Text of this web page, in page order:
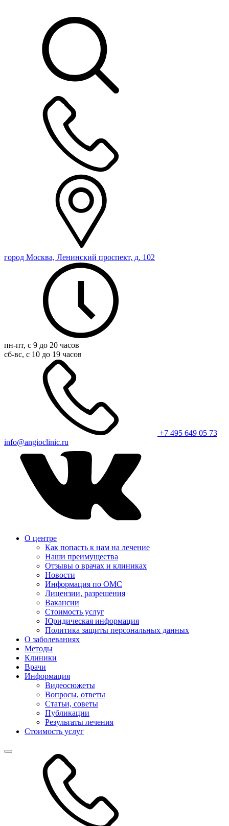
город Москва, Ленинский проспект, д. 102
пн-пт, с 9 до 20 часов
сб-вс, с 10 до 19 часов
+7 495 649 05 73
info@angioclinic.ru
О центре
Как попасть к нам на лечение
Наши преимущества
Отзывы о врачах и клиниках
Новости
Информация по ОМС
Лицензии, разрешения
Вакансии
Стоимость услуг
Юридическая информация
Политика защиты персональных данных
О заболеваниях
Методы
Клиники
Врачи
Информация
Видеосюжеты
Вопросы, ответы
Статьи, советы
Публикации
Результаты лечения
Стоимость услуг